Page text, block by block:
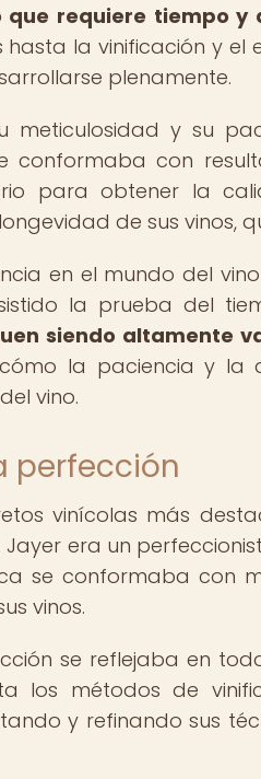
que requiere tiempo
hasta la vinificación y
plenamente.
meticulosidad y su
conformaba con
para obtener la
de sus vinos,
en el mundo del
la prueba del
siendo altamente
la paciencia y la
vino.
perfección
vinícolas más
era un
se conformaba con
vinos.
se reflejaba en
los métodos de
y refinando sus